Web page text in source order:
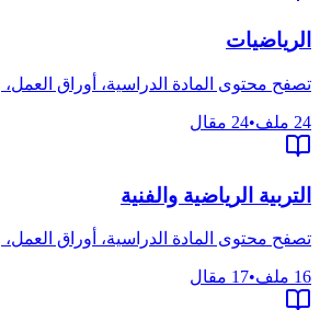
الرياضيات
تصفح محتوى المادة الدراسية، أوراق العمل،
24 ملف•
24 مقال
التربية الرياضية والفنية
تصفح محتوى المادة الدراسية، أوراق العمل،
16 ملف•
17 مقال